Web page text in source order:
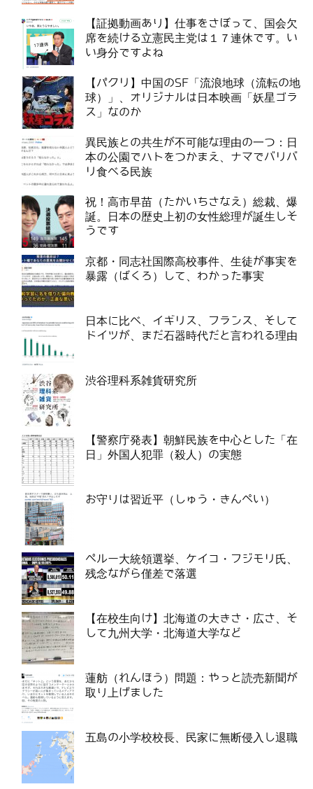
【証拠動画あり】仕事をさぼって、国会欠
席を続ける立憲民主党は１７連休です。い
い身分ですよね
【パクリ】中国のSF「流浪地球（流転の地
球）」、オリジナルは日本映画「妖星ゴラ
ス」なのか
異民族との共生が不可能な理由の一つ：日
本の公園でハトをつかまえ、ナマでバリバ
リ食べる民族
祝！高市早苗（たかいちさなえ）総裁、爆
誕。日本の歴史上初の女性総理が誕生しそ
うです
京都・同志社国際高校事件、生徒が事実を
暴露（ばくろ）して、わかった事実
日本に比べ、イギリス、フランス、そして
ドイツが、まだ石器時代だと言われる理由
渋谷理科系雑貨研究所
【警察庁発表】朝鮮民族を中心とした「在
日」外国人犯罪（殺人）の実態
お守りは習近平（しゅう・きんぺい）
ペルー大統領選挙、ケイコ・フジモリ氏、
残念ながら僅差で落選
【在校生向け】北海道の大きさ・広さ、そ
して九州大学・北海道大学など
蓮舫（れんほう）問題：やっと読売新聞が
取り上げました
五島の小学校校長、民家に無断侵入し退職